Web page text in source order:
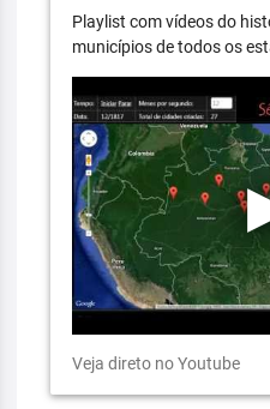
Playlist com vídeos do
municípios de todos os
Veja direto no Youtube